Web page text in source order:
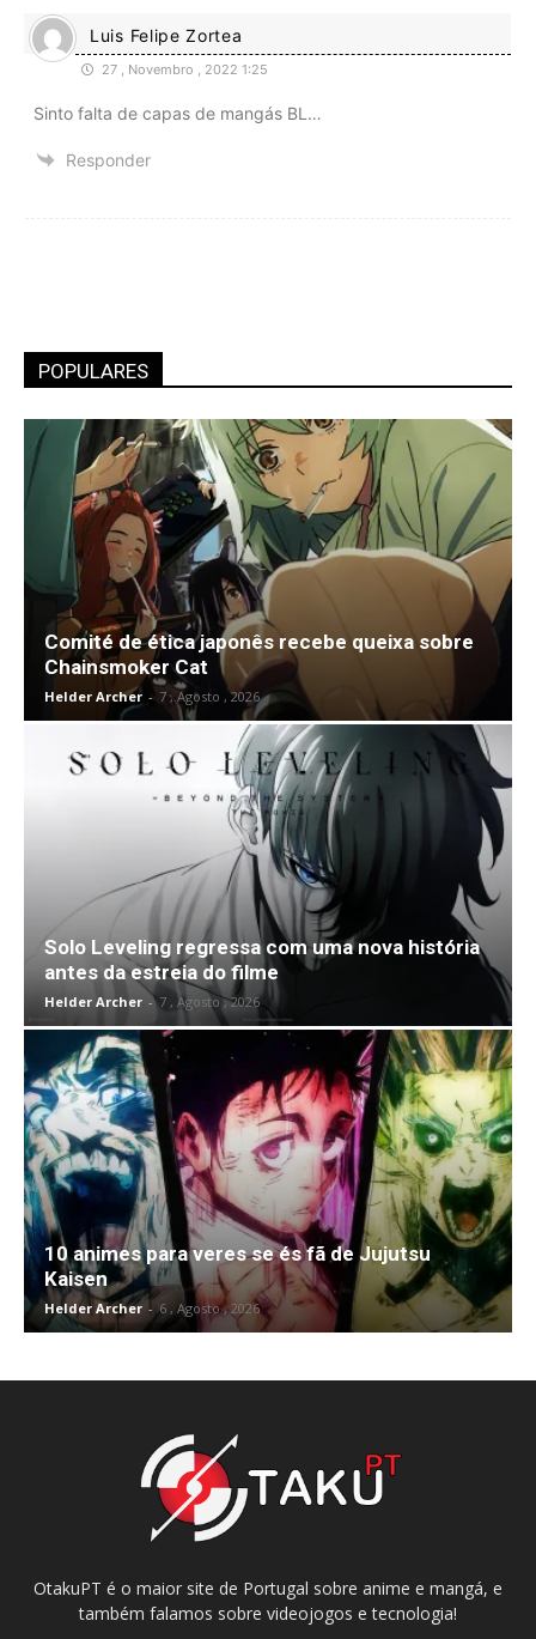
Luis Felipe Zortea
27 , Novembro , 2022 1:25
Sinto falta de capas de mangás BL…
Responder
POPULARES
Comité de ética japonês recebe queixa sobre
Chainsmoker Cat
Helder Archer - 7 , Agosto , 2026
Solo Leveling regressa com uma nova história
antes da estreia do filme
Helder Archer - 7 , Agosto , 2026
10 animes para veres se és fã de Jujutsu
Kaisen
Helder Archer - 6 , Agosto , 2026
OtakuPT é o maior site de Portugal sobre anime e mangá, e
também falamos sobre videojogos e tecnologia!